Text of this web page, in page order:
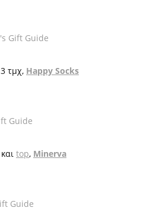
3 τμχ, Happy Socks
και top, Minerva